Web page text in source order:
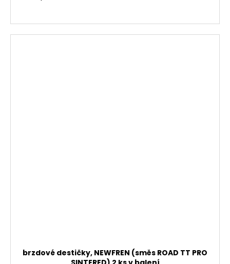
brzdové destičky, NEWFREN (směs ROAD TT PRO